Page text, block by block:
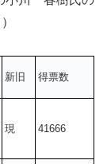
新旧 得票数
現 41666